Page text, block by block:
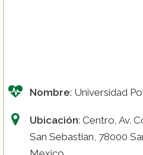
Nombre: Universidad
Ubicación: Centro, Av.
San Sebastian, 78000